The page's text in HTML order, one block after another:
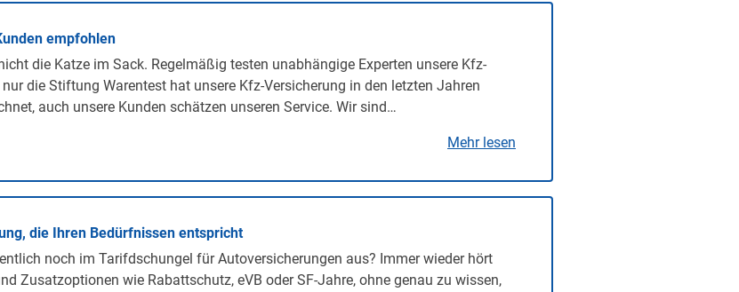
empfohlen
die Katze im Sack. Regelmäßig testen unabhängige Experten unsere Kfz-
die Stiftung Warentest hat unsere Kfz-Versicherung in den letzten Jahren
auch unsere Kunden schätzen unseren Service. Wir sind…
Mehr lesen
die Ihren Bedürfnissen entspricht
noch im Tarifdschungel für Autoversicherungen aus? Immer wieder hört
Zusatzoptionen wie Rabattschutz, eVB oder SF-Jahre, ohne genau zu wissen,